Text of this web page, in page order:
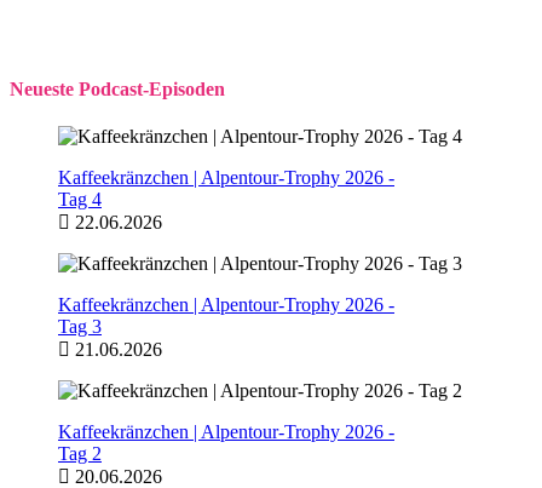
Neueste Podcast-Episoden
Kaffeekränzchen | Alpentour-Trophy 2026 -
Tag 4
22.06.2026
Kaffeekränzchen | Alpentour-Trophy 2026 -
Tag 3
21.06.2026
Kaffeekränzchen | Alpentour-Trophy 2026 -
Tag 2
20.06.2026